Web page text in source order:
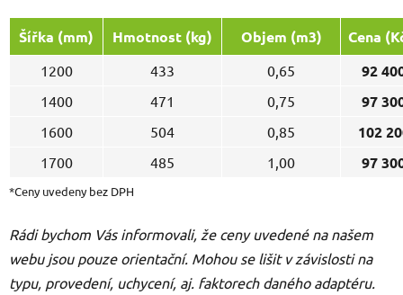
Šířka (mm) Hmotnost (kg) Objem (m3) Cena
1200 433 0,65 92
1400 471 0,75 97
1600 504 0,85 102
1700 485 1,00 97
*Ceny uvedeny bez DPH
Rádi bychom Vás informovali, že ceny uvedené na našem
webu jsou pouze orientační. Mohou se lišit v závislosti na
typu, provedení, uchycení, aj. faktorech daného adaptéru.